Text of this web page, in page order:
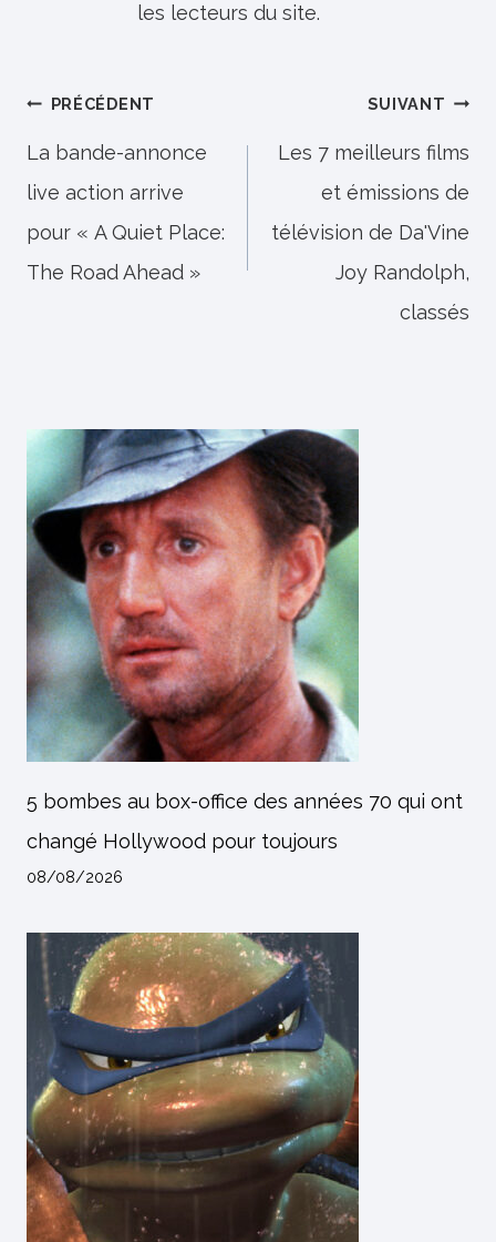
les lecteurs du site.
Navigation
de
l’article
PRÉCÉDENT
La bande-annonce
live action arrive
pour « A Quiet Place:
The Road Ahead »
SUIVANT
Les 7 meilleurs films
et émissions de
télévision de Da'Vine
Joy Randolph,
classés
5 bombes au box-office des années 70 qui ont
changé Hollywood pour toujours
08/08/2026